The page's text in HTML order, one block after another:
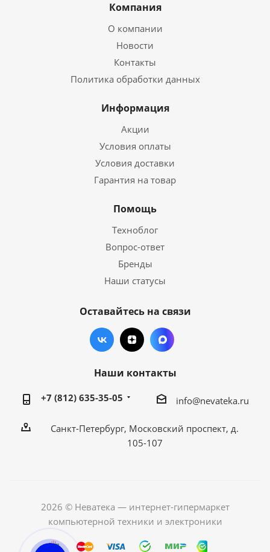
Компания
О компании
Новости
Контакты
Политика обработки данных
Информация
Акции
Условия оплаты
Условия доставки
Гарантия на товар
Помощь
Техноблог
Вопрос-ответ
Бренды
Наши статусы
Оставайтесь на связи
Наши контакты
+7 (812) 635-35-05 info@nevateka.ru
Санкт-Петербург, Московский проспект, д.
105-107
2026 © Неватека — интернет-гипермаркет
компьютерной техники и электроники